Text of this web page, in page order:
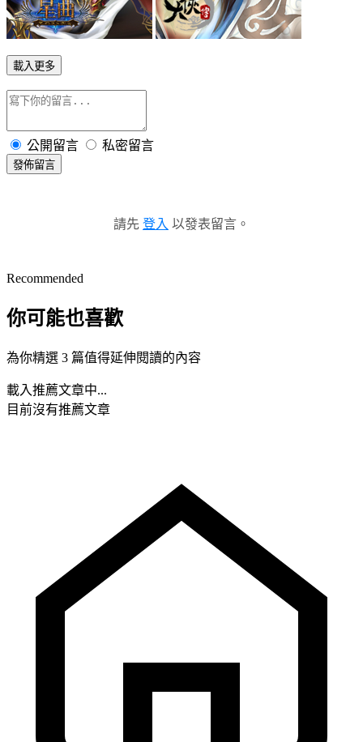
載入更多
公開留言 私密留言
發佈留言
請先 登入 以發表留言。
Recommended
你可能也喜歡
為你精選 3 篇值得延伸閱讀的內容
載入推薦文章中...
目前沒有推薦文章